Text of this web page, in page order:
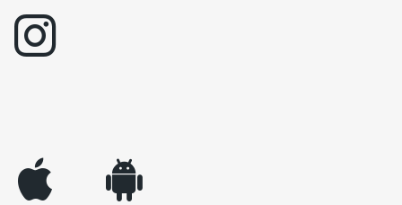
instagram
appleinc android